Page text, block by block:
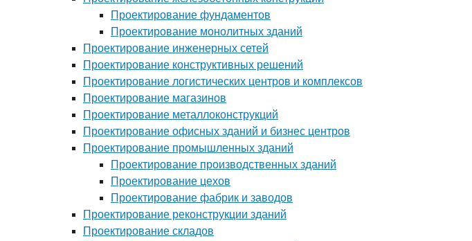
Проектирование фундаментов
Проектирование монолитных зданий
Проектирование инженерных сетей
Проектирование конструктивных решений
Проектирование логистических центров и комплексов
Проектирование магазинов
Проектирование металлоконструкций
Проектирование офисных зданий и бизнес центров
Проектирование промышленных зданий
Проектирование производственных зданий
Проектирование цехов
Проектирование фабрик и заводов
Проектирование реконструкции зданий
Проектирование складов